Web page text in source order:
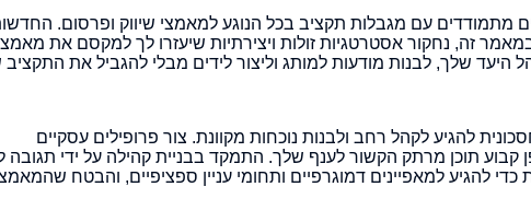
מתמודדים עם מגבלות תקציב בכל הנוגע למאמצי שיווק ופרסום.
זה, נחקור אסטרטגיות זולות ויצירתיות שיעזרו לך למקסם את
היעד שלך, לבנות מודעות למותג וליצור לידים מבלי להגביל את
להגיע לקהל רחב ולבנות נוכחות מקוונת. צור פרופילים עסקיים
קבוע תוכן מרתק הקשור לענף שלך. התמקד בבניית קהילה על ידי תגובה
להגיע למאפיינים דמוגרפיים ותחומי עניין ספציפיים, והבטח